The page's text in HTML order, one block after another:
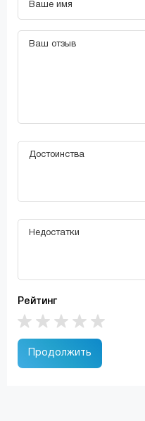
Рейтинг
Продолжить